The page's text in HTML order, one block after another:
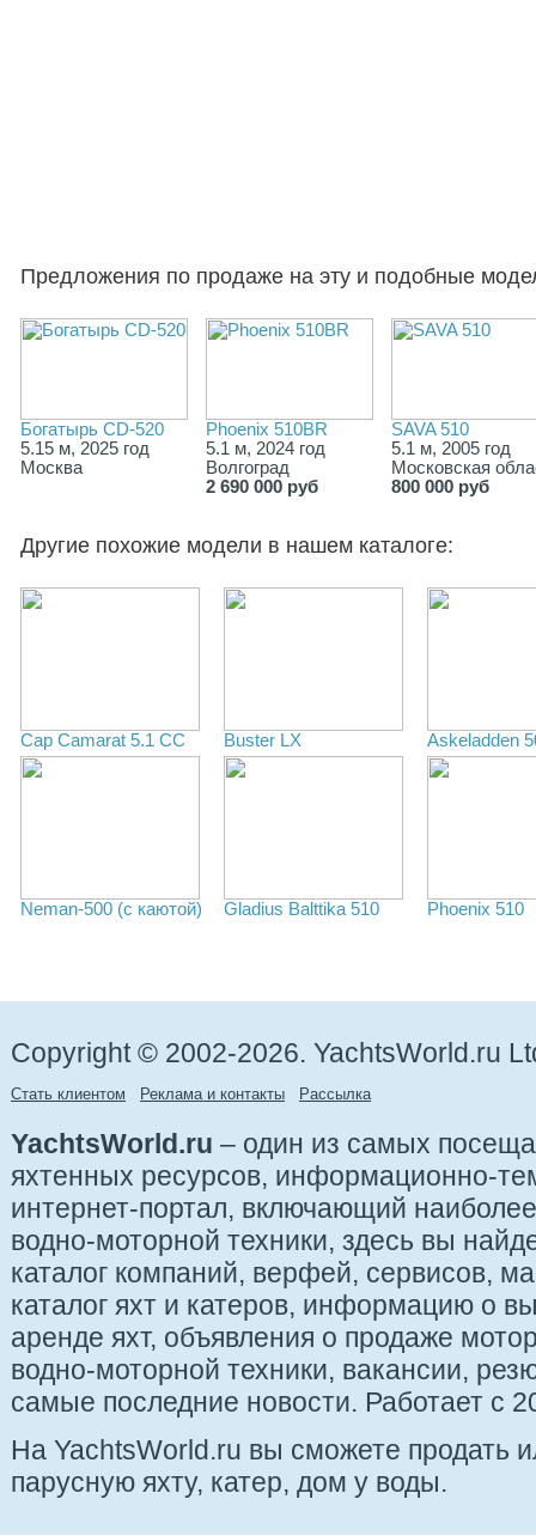
Предложения по продаже на эту и подобные
Богатырь CD-520
5.15 м, 2025 год
Москва
Phoenix 510BR
5.1 м, 2024 год
Волгоград
2 690 000 руб
SAVA 510
5.1 м, 2005 год
Московская
800 000 руб
Другие похожие модели в нашем каталоге:
Cap Camarat 5.1 CC Buster LХ Askeladden
Neman-500 (с каютой) Gladius Balttika 510 Phoenix 510
Copyright © 2002-2026. YachtsWorld.ru
Стать клиентом Реклама и контакты Рассылка
YachtsWorld.ru – один из самых
яхтенных ресурсов, информационно-
интернет-портал, включающий
водно-моторной техники, здесь вы
каталог компаний, верфей, сервисов,
каталог яхт и катеров, информацию о
аренде яхт, объявления о продаже
водно-моторной техники, вакансии,
самые последние новости. Работает с
На YachtsWorld.ru вы сможете продать
парусную яхту, катер, дом у воды.